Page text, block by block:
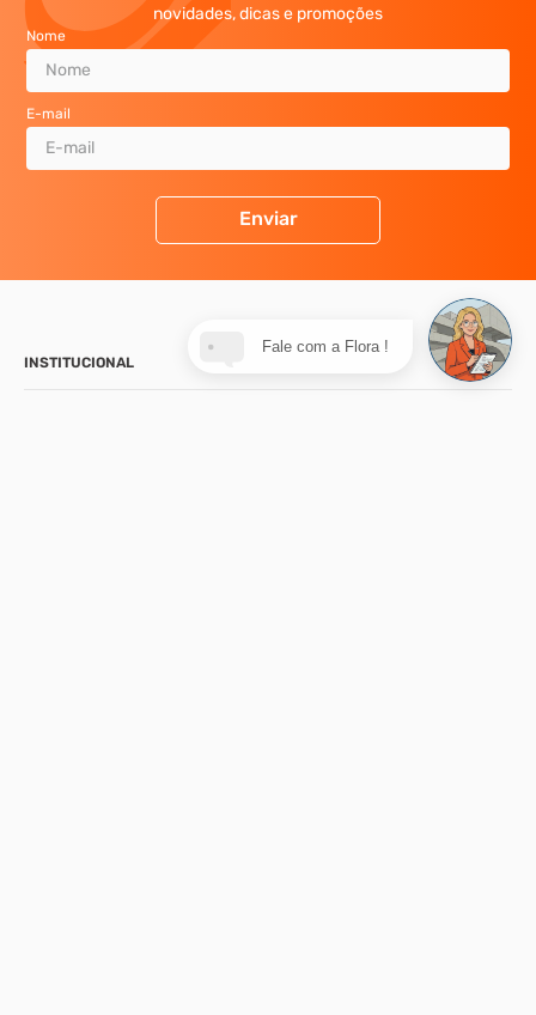
novidades, dicas e promoções
Nome
E-mail
Enviar
INSTITUCIONAL
Fale com a Flora !